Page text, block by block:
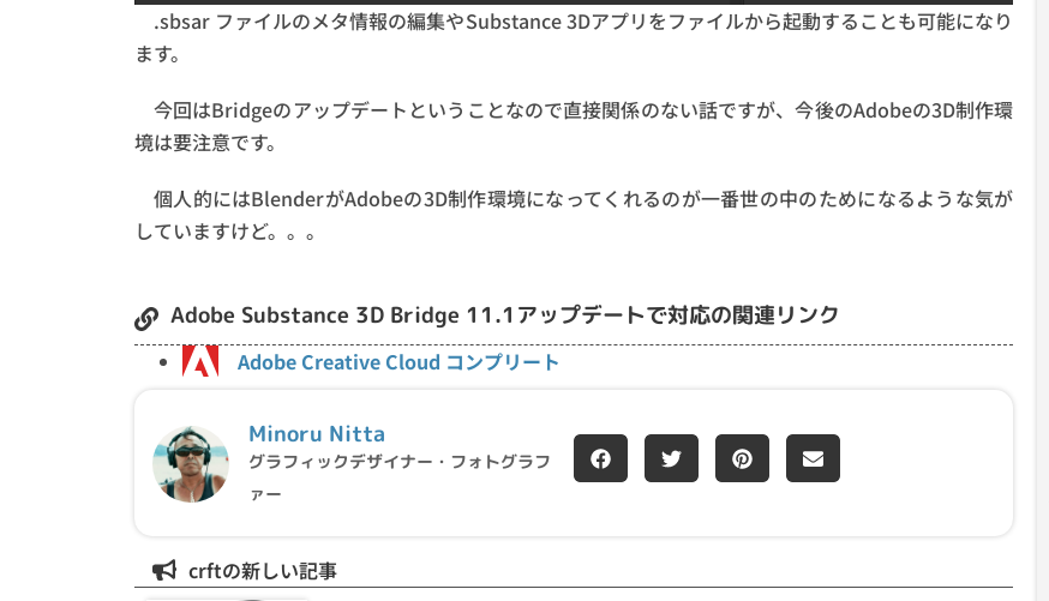
.sbsar ファイルのメタ情報の編集やSubstance 3Dアプリをファイルから起動することも可能になり
ます。
今回はBridgeのアップデートということなので直接関係のない話ですが、今後のAdobeの3D制作環
境は要注意です。
個人的にはBlenderがAdobeの3D制作環境になってくれるのが一番世の中のためになるような気が
していますけど。。。
Adobe Substance 3D Bridge 11.1アップデートで対応の関連リンク
Adobe Creative Cloud コンプリート
Minoru Nitta
グラフィックデザイナー・フォトグラフ
ァー
crftの新しい記事